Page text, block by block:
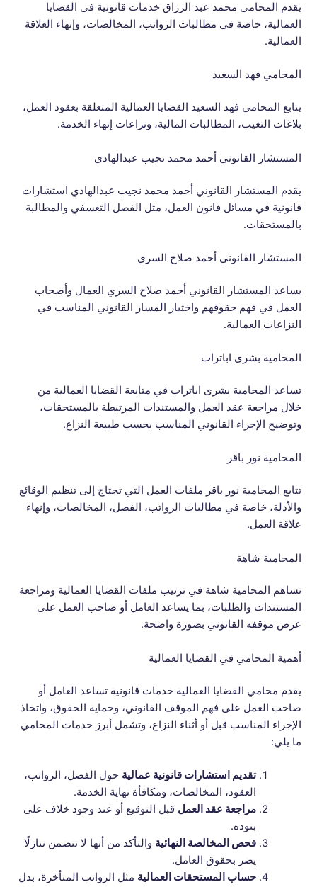
يقدم المحامي محمد عبد الرزاق خدمات قانونية في القضايا
العمالية، خاصة في مطالبات الرواتب، المخالصات، وإنهاء العلاقة
العمالية.
المحامي فهد السعيد
يتابع المحامي فهد السعيد القضايا العمالية المتعلقة بعقود العمل،
بلاغات التغيب، المطالبات المالية، ونزاعات إنهاء الخدمة.
المستشار القانوني أحمد محمد نجيب عبدالهادي
يقدم المستشار القانوني أحمد محمد نجيب عبدالهادي استشارات
قانونية في مسائل قانون العمل، مثل الفصل التعسفي والمطالبة
بالمستحقات.
المستشار القانوني أحمد صلاح السري
يساعد المستشار القانوني أحمد صلاح السري العمال وأصحاب
العمل في فهم حقوقهم واختيار المسار القانوني المناسب في
النزاعات العمالية.
المحامية بشرى اباتراب
تساعد المحامية بشرى اباتراب في متابعة القضايا العمالية من
خلال مراجعة عقد العمل والمستندات المرتبطة بالمستحقات،
وتوضيح الإجراء القانوني المناسب بحسب طبيعة النزاع.
المحامية نور باقر
تتابع المحامية نور باقر ملفات العمل التي تحتاج إلى تنظيم الوقائع
والأدلة، خاصة في مطالبات الرواتب، الفصل، المخالصات، وإنهاء
علاقة العمل.
المحامية شاهة
تساهم المحامية شاهة في ترتيب ملفات القضايا العمالية ومراجعة
المستندات والطلبات، بما يساعد العامل أو صاحب العمل على
عرض موقفه القانوني بصورة واضحة.
أهمية المحامي في القضايا العمالية
يقدم محامي القضايا العمالية خدمات قانونية تساعد العامل أو
صاحب العمل على فهم الموقف القانوني، وحماية الحقوق، واتخاذ
الإجراء المناسب قبل أو أثناء النزاع، وتشمل أبرز خدمات المحامي
ما يلي:
تقديم استشارات قانونية عمالية حول الفصل، الرواتب،
العقود، المخالصات، ومكافأة نهاية الخدمة.
مراجعة عقد العمل قبل التوقيع أو عند وجود خلاف على
بنوده.
فحص المخالصة النهائية والتأكد من أنها لا تتضمن تنازلًا
يضر بحقوق العامل.
حساب المستحقات العمالية مثل الرواتب المتأخرة، بدل